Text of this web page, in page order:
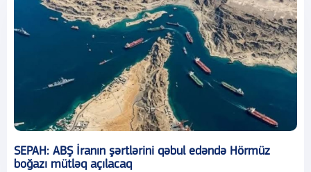
SEPAH: ABŞ İranın şərtlərini qəbul edəndə Hörmüz
boğazı mütləq açılacaq